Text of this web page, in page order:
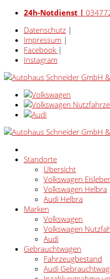
24h-Notdienst |
Datenschutz |
Impressum |
Facebook |
Instagram
Standorte
Übersicht
Volkswagen
Volkswagen Helbra
Audi Helbra
Marken
Volkswagen
Volkswagen
Audi
Gebrauchtwagen
Fahrzeugbestand
Audi